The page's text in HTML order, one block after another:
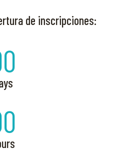
de inscripciones: